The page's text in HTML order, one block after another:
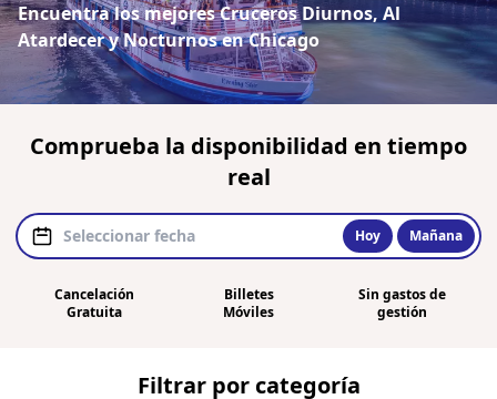
Encuentra los mejores Cruceros Diurnos, Al
Atardecer y Nocturnos en Chicago
Comprueba la disponibilidad en tiempo
real
Hoy Mañana
Cancelación
Gratuita
Billetes
Móviles
Sin gastos de
gestión
Filtrar por categoría